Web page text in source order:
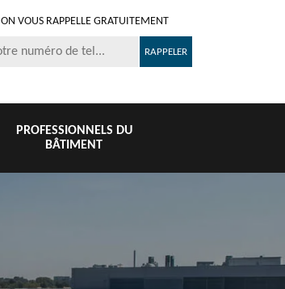
ON VOUS RAPPELLE GRATUITEMENT
PROFESSIONNELS DU
BÂTIMENT
Nettoyage et
pose de
gouttière 76
tuile et
76